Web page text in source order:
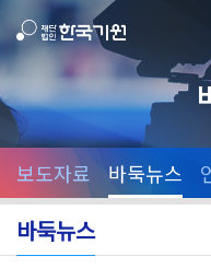
보도자료 바둑뉴스
바둑뉴스